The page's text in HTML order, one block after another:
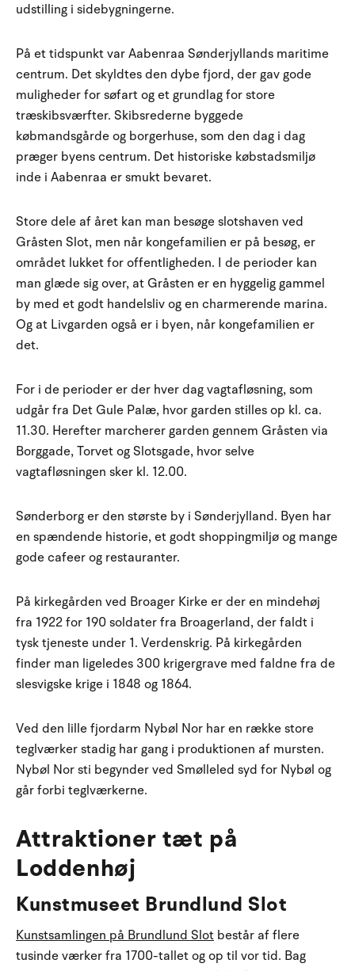
udstilling i sidebygningerne.
På et tidspunkt var Aabenraa Sønderjyllands maritime
centrum. Det skyldtes den dybe fjord, der gav gode
muligheder for søfart og et grundlag for store
træskibsværfter. Skibsrederne byggede
købmandsgårde og borgerhuse, som den dag i dag
præger byens centrum. Det historiske købstadsmiljø
inde i Aabenraa er smukt bevaret.
Store dele af året kan man besøge slotshaven ved
Gråsten Slot, men når kongefamilien er på besøg, er
området lukket for offentligheden. I de perioder kan
man glæde sig over, at Gråsten er en hyggelig gammel
by med et godt handelsliv og en charmerende marina.
Og at Livgarden også er i byen, når kongefamilien er
det.
For i de perioder er der hver dag vagtafløsning, som
udgår fra Det Gule Palæ, hvor garden stilles op kl. ca.
11.30. Herefter marcherer garden gennem Gråsten via
Borggade, Torvet og Slotsgade, hvor selve
vagtafløsningen sker kl. 12.00.
Sønderborg er den største by i Sønderjylland. Byen har
en spændende historie, et godt shoppingmiljø og mange
gode cafeer og restauranter.
På kirkegården ved Broager Kirke er der en mindehøj
fra 1922 for 190 soldater fra Broagerland, der faldt i
tysk tjeneste under 1. Verdenskrig. På kirkegården
finder man ligeledes 300 krigergrave med faldne fra de
slesvigske krige i 1848 og 1864.
Ved den lille fjordarm Nybøl Nor har en række store
teglværker stadig har gang i produktionen af mursten.
Nybøl Nor sti begynder ved Smølleled syd for Nybøl og
går forbi teglværkerne.
Attraktioner tæt på
Loddenhøj
Kunstmuseet Brundlund Slot
Kunstsamlingen på Brundlund Slot består af flere
tusinde værker fra 1700-tallet og op til vor tid. Bag